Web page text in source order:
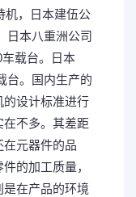
机，日本建伍公
日本八重洲公司
载台。日本
台。国内生产的
设计标准进行
在不多。其差距
元器件的品
的加工质量，
在产品的环境